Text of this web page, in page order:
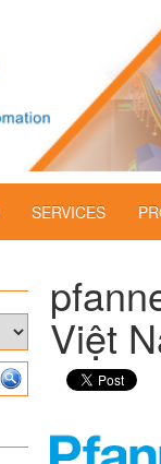
SERVICES
Việt